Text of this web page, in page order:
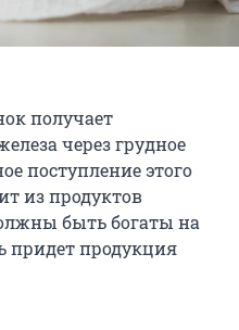
получает
через грудное
поступление этого
из продуктов
быть богаты на
придет продукция